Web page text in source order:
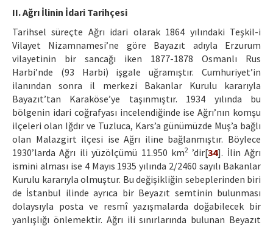
II. Ağrı İlinin İdari Tarihçesi
Tarihsel süreçte Ağrı idari olarak 1864 yılındaki Teşkil-i
Vilayet Nizamnamesi’ne göre Bayazıt adıyla Erzurum
vilayetinin bir sancağı iken 1877-1878 Osmanlı Rus
Harbi’nde (93 Harbi) işgale uğramıştır. Cumhuriyet’in
ilanından sonra il merkezi Bakanlar Kurulu kararıyla
Bayazıt’tan Karaköse’ye taşınmıştır. 1934 yılında bu
bölgenin idari coğrafyası incelendiğinde ise Ağrı’nın komşu
ilçeleri olan Iğdır ve Tuzluca, Kars’a günümüzde Muş’a bağlı
olan Malazgirt ilçesi ise Ağrı iline bağlanmıştır. Böylece
1930’larda Ağrı ili yüzölçümü 11.950 km2’dir[34]. İlin Ağrı
ismini alması ise 4 Mayıs 1935 yılında 2/2460 sayılı Bakanlar
Kurulu kararıyla olmuştur. Bu değişikliğin sebeplerinden biri
de İstanbul ilinde ayrıca bir Beyazıt semtinin bulunması
dolaysıyla posta ve resmî yazışmalarda doğabilecek bir
yanlışlığı önlemektir. Ağrı ili sınırlarında bulunan Beyazıt